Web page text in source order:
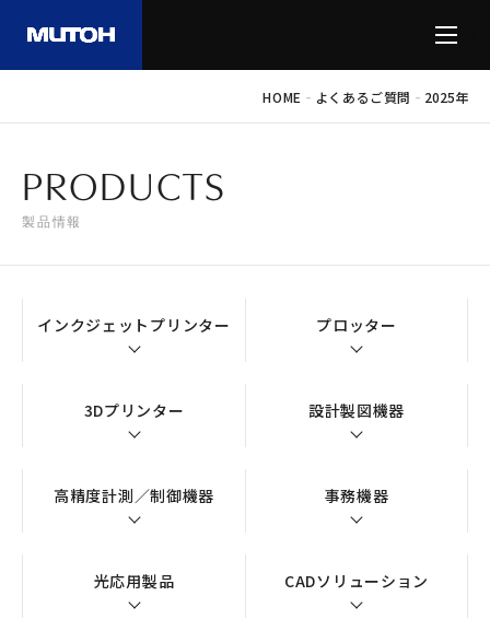
HOME - よくあるご質問 - 2025年
PRODUCTS
製品情報
インクジェットプリンター プロッター
3Dプリンター 設計製図機器
高精度計測／制御機器 事務機器
光応用製品 CADソリューション